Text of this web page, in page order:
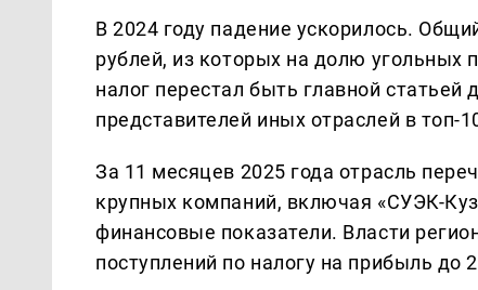
В 2024 году падение ускорилось.
рублей, из которых на долю
налог перестал быть главной
представителей иных отраслей в топ-
За 11 месяцев 2025 года отрасль
крупных компаний, включая «СУЭК-
финансовые показатели. Власти
поступлений по налогу на прибыль до